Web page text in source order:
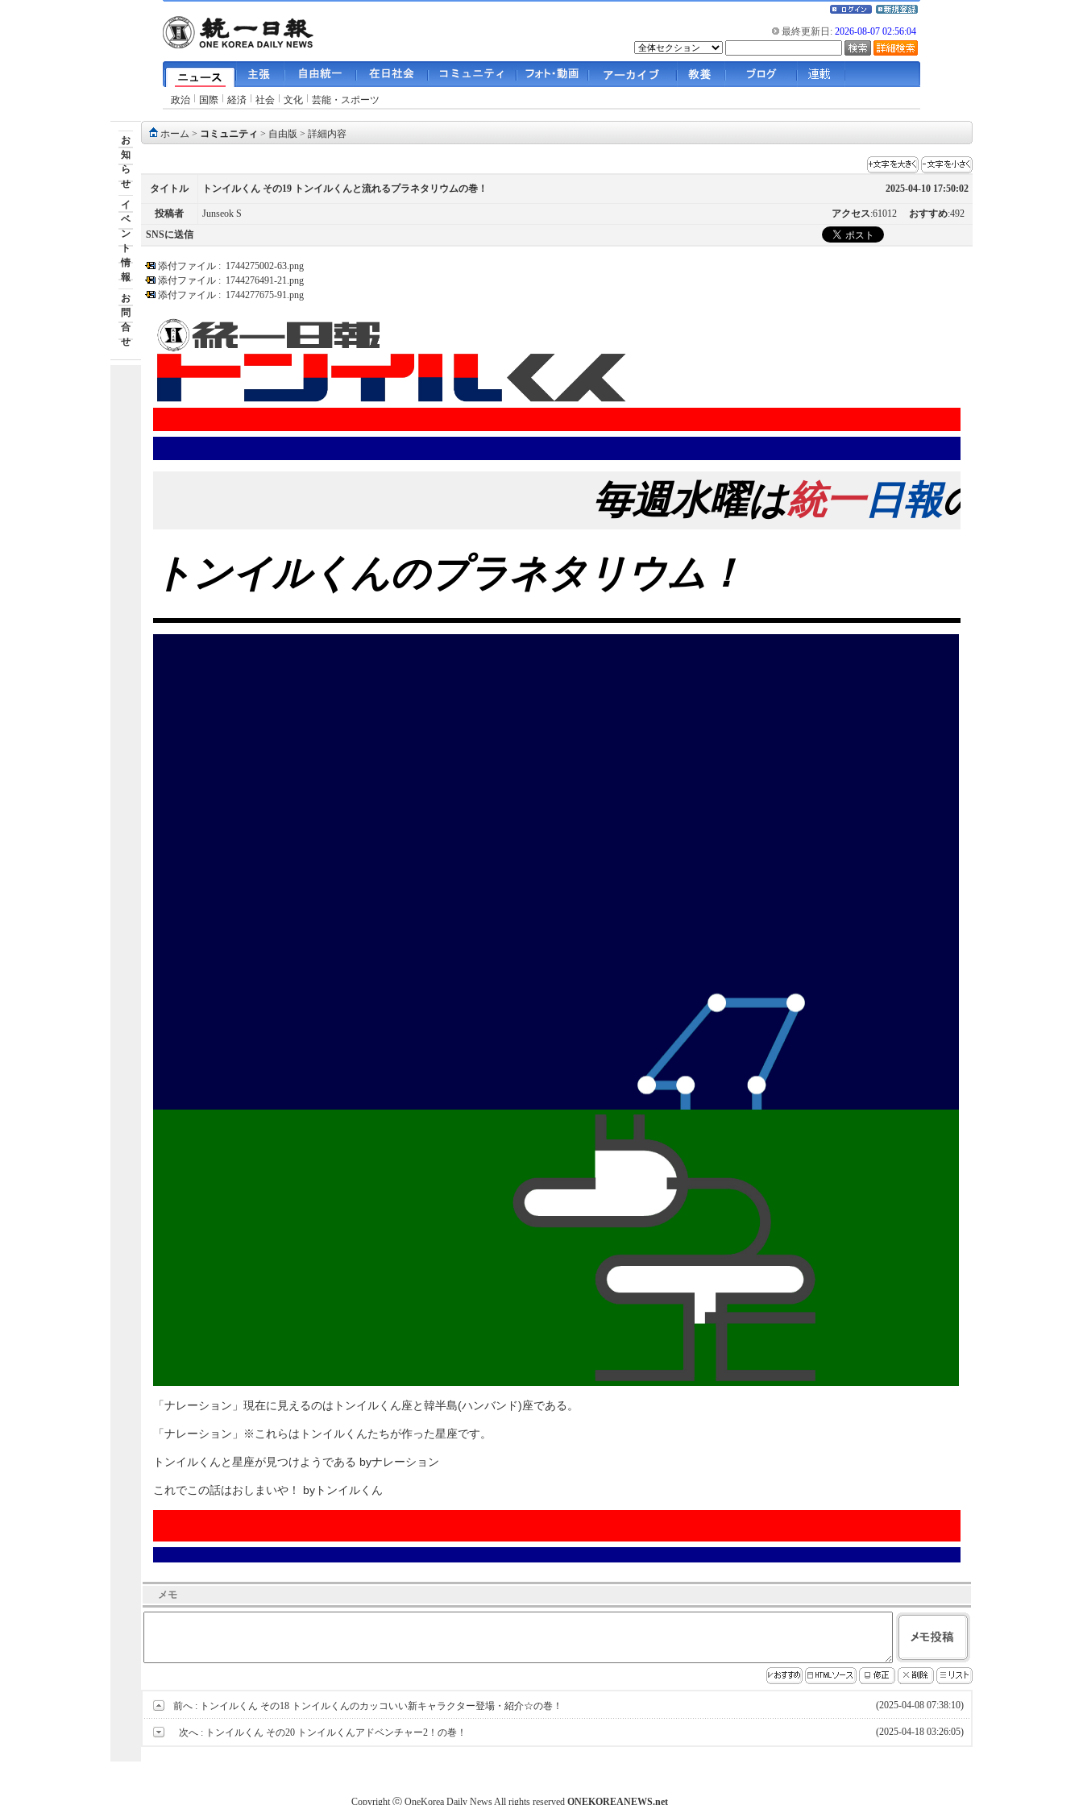
最終更新日: 2026-08-07 02:56:04
政治 国際 経済 社会 文化 芸能・スポーツ
お
知
ら
せ
イ
ベ
ン
ト
情
報
お
問
合
せ
ホーム > コミュニティ > 自由版 > 詳細内容
タイトル トンイルくん その19 トンイルくんと流れるプラネタリウムの巻！ 2025-04-10 17:50:02
投稿者 Junseok S アクセス:61012 おすすめ:492
SNSに送信
添付ファイル : 1744275002-63.png
添付ファイル : 1744276491-21.png
添付ファイル : 1744277675-91.png
毎週水曜は統一日報の日！
トンイルくんのプラネタリウム！
「ナレーション」現在に見えるのはトンイルくん座と韓半島(ハンバンド)座である。
「ナレーション」※これらはトンイルくんたちが作った星座です。
トンイルくんと星座が見つけようである byナレーション
これでこの話はおしまいや！ byトンイルくん
メモ
前へ : トンイルくん その18 トンイルくんのカッコいい新キャラクター登場・紹介☆の巻！ (2025-04-08 07:38:10)
次へ : トンイルくん その20 トンイルくんアドベンチャー2！の巻！ (2025-04-18 03:26:05)
Copyright ⓒ OneKorea Daily News All rights reserved ONEKOREANEWS.net